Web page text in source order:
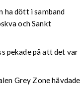
ha dött i samband
och Sankt
pekade på att det var
Grey Zone hävdade